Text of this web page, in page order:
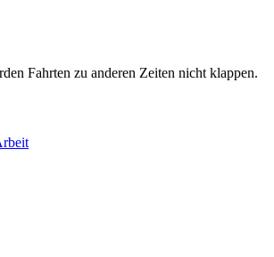
Fahrten zu anderen Zeiten nicht klappen.